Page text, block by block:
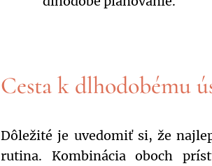
Cesta k dlhodobému
Dôležité je uvedomiť si, že
rutina. Kombinácia oboch